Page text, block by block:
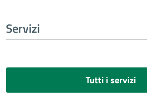
Servizi
Tutti i servizi